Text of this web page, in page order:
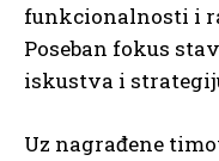
funkcionalnosti i
Poseban fokus
iskustva i
Uz nagrađene